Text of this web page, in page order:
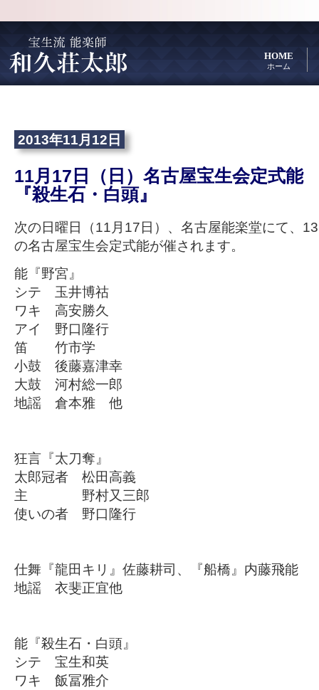
HOME
ホーム
2013年11月12日
11月17日（日）名古屋宝生会定式
『殺生石・白頭』
次の日曜日（11月17日）、名古屋能楽堂にて、
の名古屋宝生会定式能が催されます。
能『野宮』
シテ 玉井博祜
ワキ 高安勝久
アイ 野口隆行
笛 竹市学
小鼓 後藤嘉津幸
大鼓 河村総一郎
地謡 倉本雅 他
狂言『太刀奪』
太郎冠者 松田高義
主 野村又三郎
使いの者 野口隆行
仕舞『龍田キリ』佐藤耕司、『船橋』内藤飛能
地謡 衣斐正宜他
能『殺生石・白頭』
シテ 宝生和英
ワキ 飯冨雅介